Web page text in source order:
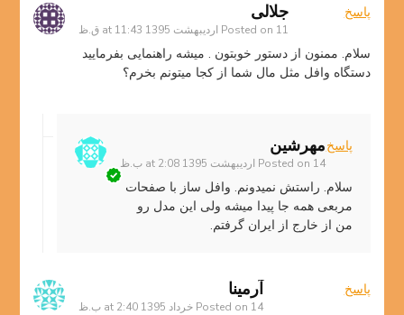
جلالی
Posted on 11 اردیبهشت 1395 at 11:43 ق.ظ
پاسخ
سلام. ممنون از دستور خوبتون . میشه راهنمایی بفرمایید
دستگاه وافل مثل مال شما از کجا میتونم بخرم؟
مهرشین
Posted on 14 اردیبهشت 1395 at 2:08 ب.ظ
پاسخ
سلام. راستش نمیدونم. وافل ساز با صفحات
مربعی همه جا پیدا میشه ولی این مدل رو
من از خارج از ایران گرفتم.
آرمينا
Posted on 14 خرداد 1395 at 2:40 ب.ظ
پاسخ